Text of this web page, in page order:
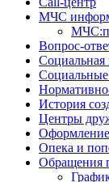
МЧС
Вопрос-
Социальная
История
Центры
Опека и
Обращения